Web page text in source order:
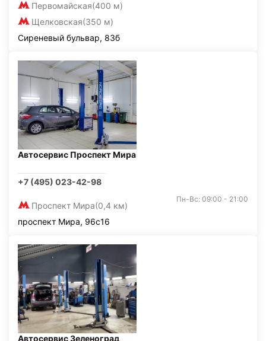
Первомайская(400 м)
Щелковская(350 м)
Сиреневый бульвар, 83б
Автосервис Проспект Мира
+7 (495) 023-42-98
Проспект Мира(0,4 км)
Пн-Вс: 09:00 - 21:00
проспект Мира, 96с16
Автосервис Зеленоград